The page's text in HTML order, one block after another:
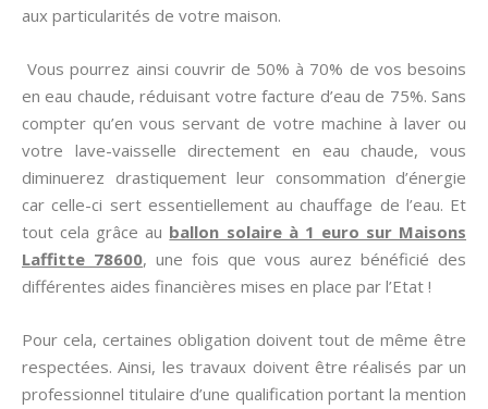
aux particularités de votre maison.
Vous pourrez ainsi couvrir de 50% à 70% de vos besoins
en eau chaude, réduisant votre facture d’eau de 75%. Sans
compter qu’en vous servant de votre machine à laver ou
votre lave-vaisselle directement en eau chaude, vous
diminuerez drastiquement leur consommation d’énergie
car celle-ci sert essentiellement au chauffage de l’eau. Et
tout cela grâce au ballon solaire à 1 euro sur Maisons
Laffitte 78600, une fois que vous aurez bénéficié des
différentes aides financières mises en place par l’Etat !
Pour cela, certaines obligation doivent tout de même être
respectées. Ainsi, les travaux doivent être réalisés par un
professionnel titulaire d’une qualification portant la mention